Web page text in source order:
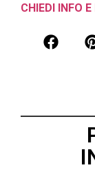
CHIEDI INFO